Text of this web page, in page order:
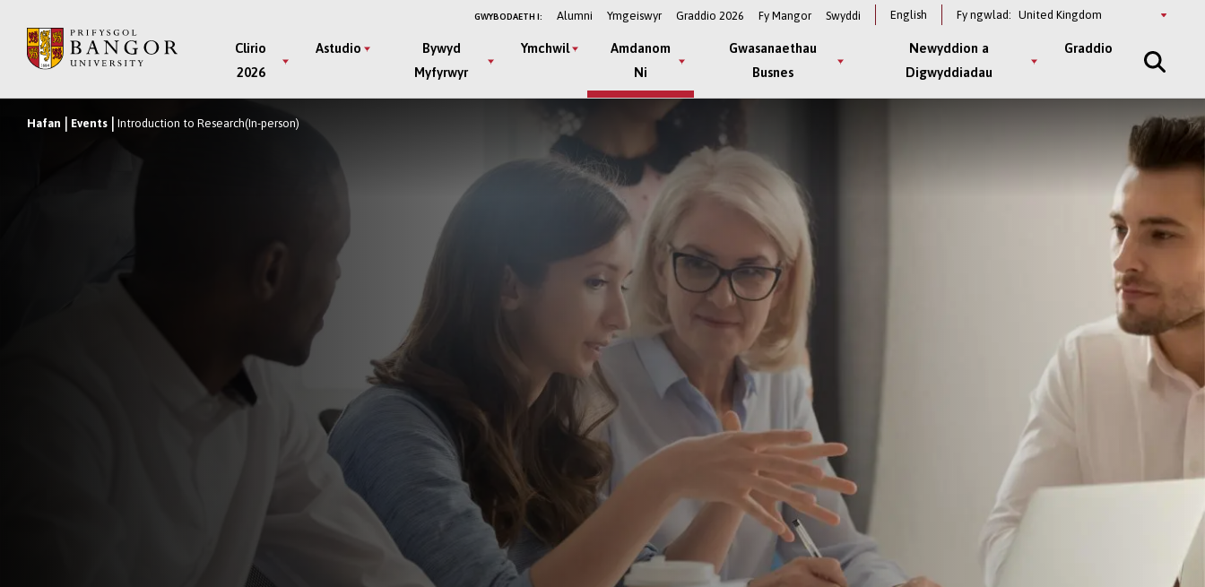
GWYBODAETH I: Alumni Ymgeiswyr Graddio 2026 Fy Mangor Swyddi English Fy ngwlad: Select
Main
Menu
Clirio
2026
Astudio
Bywyd
Myfyrwyr
Ymchwil
Amdanom
Ni
Gwasanaethau
Busnes
Newyddion a
Digwyddiadau
Graddio
Breadcrumb
Hafan Events Introduction to Research(In-person)